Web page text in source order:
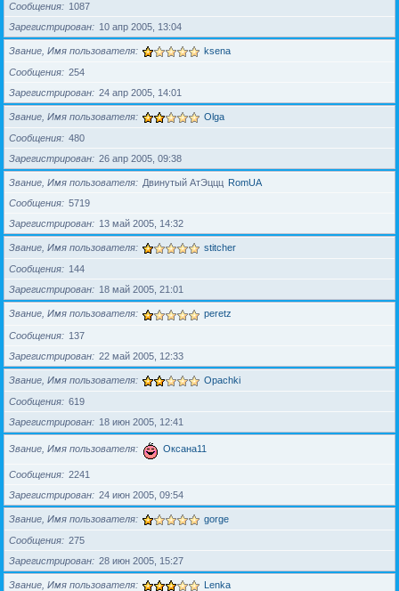
Сообщения
1087
Зарегистрирован
10 апр 2005, 13:04
Звание, Имя пользователя ksena
Сообщения
254
Зарегистрирован
24 апр 2005, 14:01
Звание, Имя пользователя Olga
Сообщения
480
Зарегистрирован
26 апр 2005, 09:38
Звание, Имя пользователя Двинутый АтЭццц RomUA
Сообщения
5719
Зарегистрирован
13 май 2005, 14:32
Звание, Имя пользователя stitcher
Сообщения
144
Зарегистрирован
18 май 2005, 21:01
Звание, Имя пользователя peretz
Сообщения
137
Зарегистрирован
22 май 2005, 12:33
Звание, Имя пользователя Opachki
Сообщения
619
Зарегистрирован
18 июн 2005, 12:41
Звание, Имя пользователя Оксана11
Сообщения
2241
Зарегистрирован
24 июн 2005, 09:54
Звание, Имя пользователя gorge
Сообщения
275
Зарегистрирован
28 июн 2005, 15:27
Звание, Имя пользователя Lenka